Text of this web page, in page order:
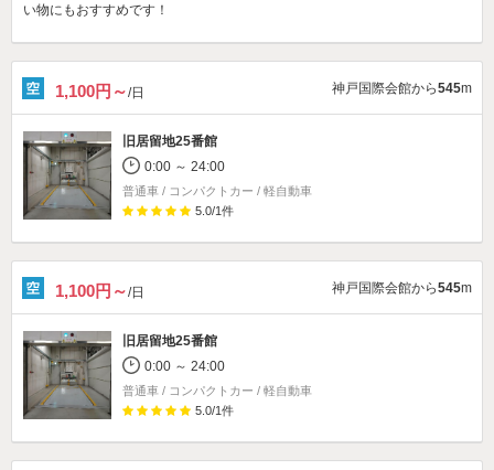
い物にもおすすめです！
1,100円～/日 神戸国際会館から545m
旧居留地25番館
0:00 ～ 24:00
普通車 / コンパクトカー / 軽自動車
5.0/1件
1,100円～/日 神戸国際会館から545m
旧居留地25番館
0:00 ～ 24:00
普通車 / コンパクトカー / 軽自動車
5.0/1件